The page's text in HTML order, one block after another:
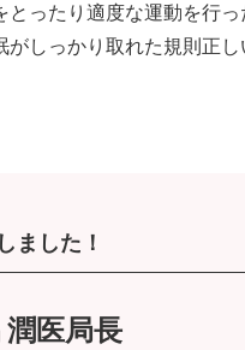
ったり適度な運動を行
がしっかり取れた規則正
ました！
医局長